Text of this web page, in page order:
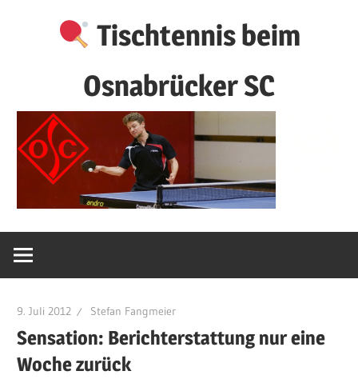
Tischtennis beim
Osnabrücker SC
9. Juli 2012 Stefan Fangmeier
Sensation: Berichterstattung nur eine
Woche zurück